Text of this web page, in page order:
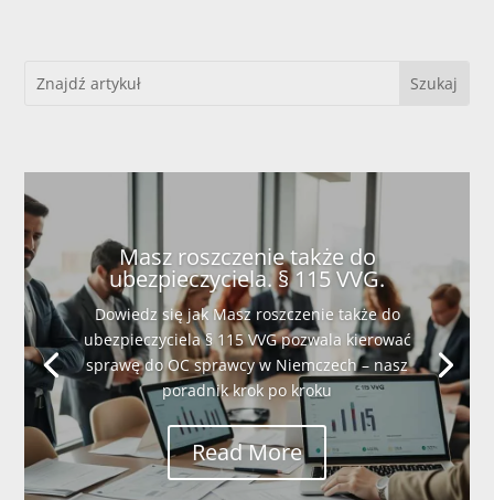
Masz roszczenie także do
ubezpieczyciela. § 115 VVG.
Dowiedz się jak Masz roszczenie także do
ubezpieczyciela § 115 VVG pozwala kierować
sprawę do OC sprawcy w Niemczech – nasz
poradnik krok po kroku
Read More